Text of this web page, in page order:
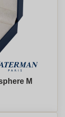
M